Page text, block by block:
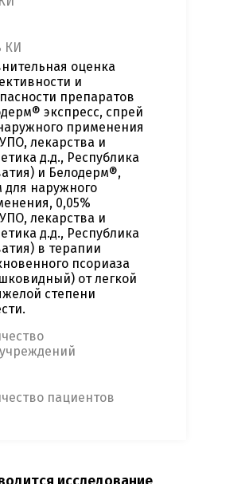
КИ
оценка
и
препаратов
экспресс, спрей
применения
лекарства и
д.д., Республика
и Белодерм®,
для наружного
0,05%
лекарства и
д.д., Республика
в терапии
псориаза
от легкой
степени
пациентов